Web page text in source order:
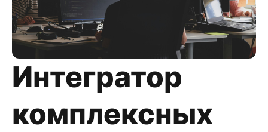
Интегратор
комплексных